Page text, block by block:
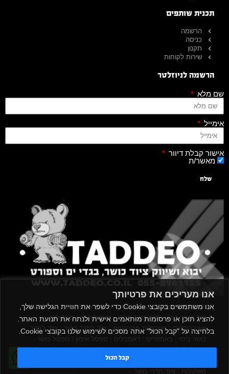
אנו מעריכים את פרטיותך
אנו משתמשים בקובצי Cookie כדי לשפר את חוויית הגלישה שלך,
להציג תוכן או פרסומות מותאמים אישית ולנתח את תנועת האתר.
בלחיצה על "קבל הכול" אתה מסכים לשימוש שלנו בקובצי Cookie.
קבל הכול
תכנית שותפים
הרשמה
כניסה
תקנון
שירות לקוחות
הרשמה לניוזלטר
שם מלא
אימייל
אישור קבלת דיוור
מאשר/ת
שלח
הקמת חדר כושר|אביזרים לחדר כושר|אביזרי כושר|ציוד כושר|
ציוד כושר ביתי|חדר כושר פרטי| משקולות יד|משקולות
אוניברסליות|משקולות מתכווננות | ציוד לחדר כושר|ציוד לחדר
כושר ביתי
באמפרים דאמבלים ספסל אימון ספסל כושר
מעמד למשקולות|ספת משקולות|כלוב אימון|משקולת קטלבלס
כלוב משקולות|
משקולות ציוד חדרי כושר